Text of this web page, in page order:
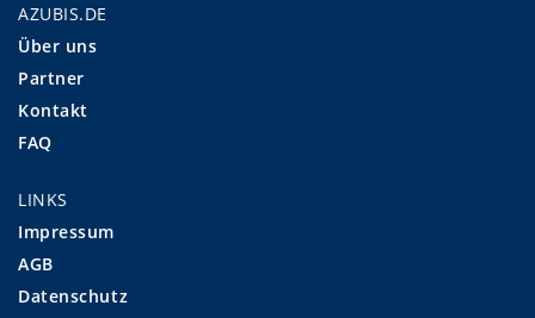
AZUBIS.DE
Über uns
Partner
Kontakt
FAQ
LINKS
Impressum
AGB
Datenschutz